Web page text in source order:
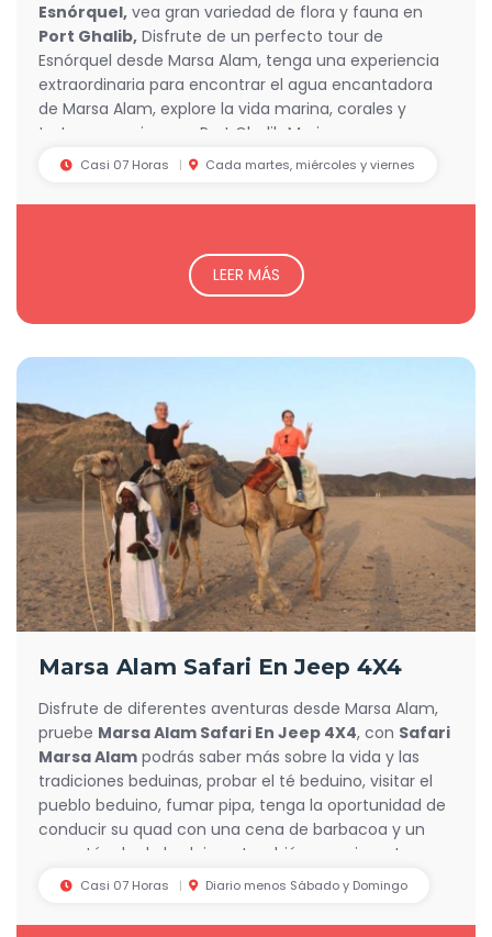
Esnórquel, vea gran variedad de flora y fauna en
Port Ghalib, Disfrute de un perfecto tour de
Esnórquel desde Marsa Alam, tenga una experiencia
extraordinaria para encontrar el agua encantadora
de Marsa Alam, explore la vida marina, corales y
tortugas marinas en Port Ghalib Marina.
Casi 07 Horas Cada martes, miércoles y viernes
LEER MÁS
Marsa Alam Safari En Jeep 4X4
Disfrute de diferentes aventuras desde Marsa Alam,
pruebe Marsa Alam Safari En Jeep 4X4, con Safari
Marsa Alam podrás saber más sobre la vida y las
tradiciones beduinas, probar el té beduino, visitar el
pueblo beduino, fumar pipa, tenga la oportunidad de
conducir su quad con una cena de barbacoa y un
espectáculo de beduinos, también experimente
montar en camello.
Casi 07 Horas Diario menos Sábado y Domingo